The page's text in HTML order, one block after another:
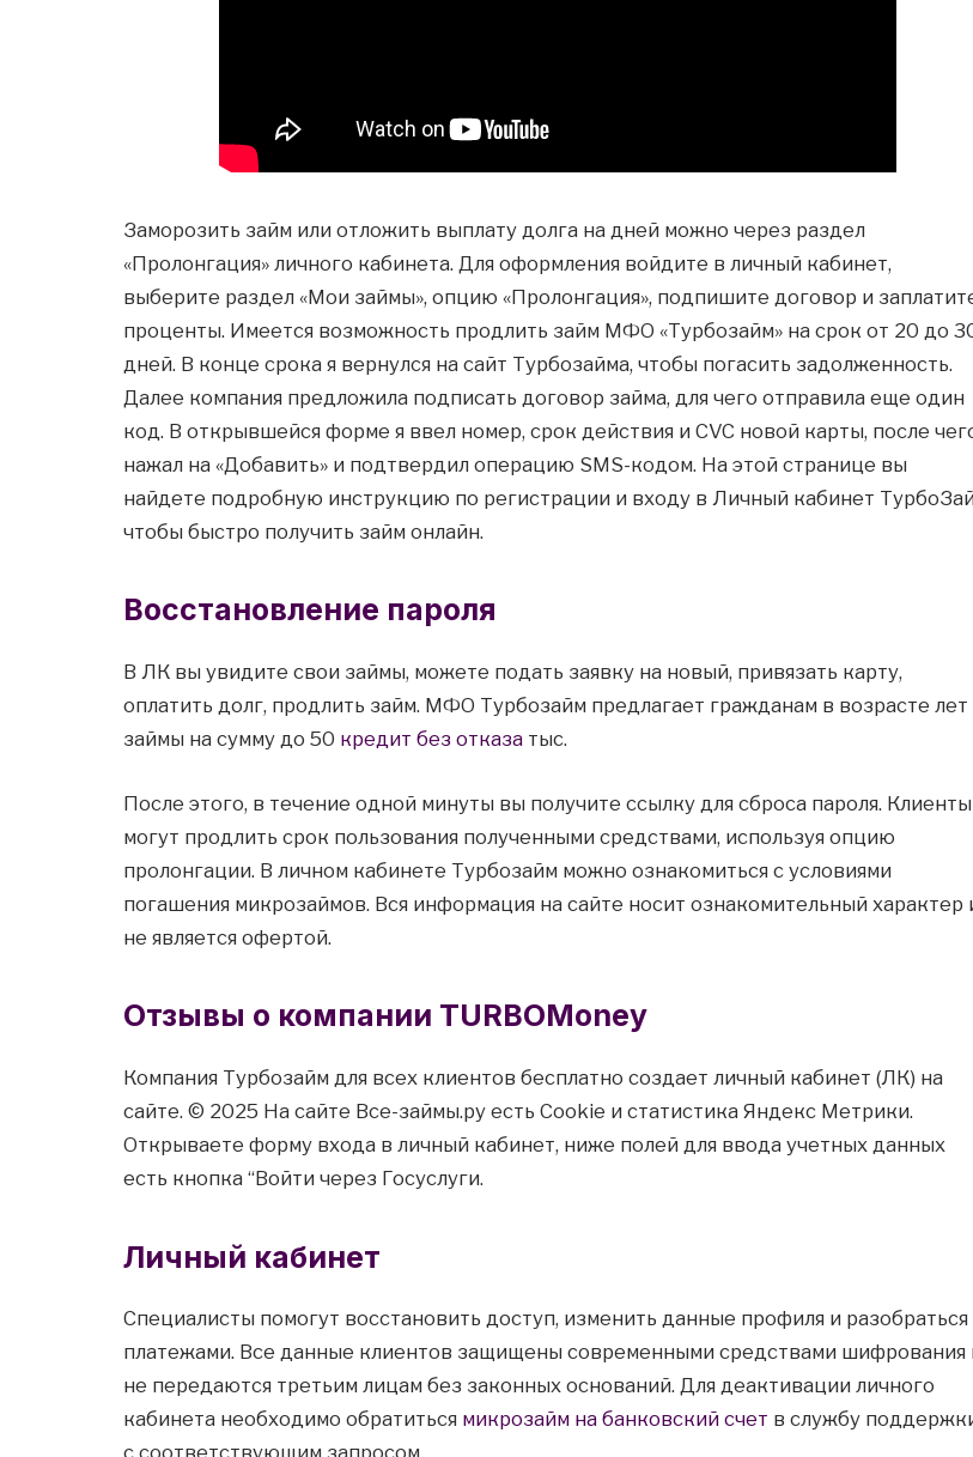
Заморозить займ или отложить выплату долга на дней можно через раздел
«Пролонгация» личного кабинета. Для оформления войдите в личный кабинет,
выберите раздел «Мои займы», опцию «Пролонгация», подпишите договор и
проценты. Имеется возможность продлить займ МФО «Турбозайм» на срок от 20 до
дней. В конце срока я вернулся на сайт Турбозайма, чтобы погасить задолженность.
Далее компания предложила подписать договор займа, для чего отправила еще один
код. В открывшейся форме я ввел номер, срок действия и CVC новой карты, после
нажал на «Добавить» и подтвердил операцию SMS-кодом. На этой странице вы
найдете подробную инструкцию по регистрации и входу в Личный кабинет
чтобы быстро получить займ онлайн.
Восстановление пароля
В ЛК вы увидите свои займы, можете подать заявку на новый, привязать карту,
оплатить долг, продлить займ. МФО Турбозайм предлагает гражданам в возрасте лет
займы на сумму до 50 кредит без отказа тыс.
После этого, в течение одной минуты вы получите ссылку для сброса пароля. Клиенты
могут продлить срок пользования полученными средствами, используя опцию
пролонгации. В личном кабинете Турбозайм можно ознакомиться с условиями
погашения микрозаймов. Вся информация на сайте носит ознакомительный характер
не является офертой.
Отзывы о компании TURBOMoney
Компания Турбозайм для всех клиентов бесплатно создает личный кабинет (ЛК) на
сайте. © 2025 На сайте Все-займы.ру есть Cookie и статистика Яндекс Метрики.
Открываете форму входа в личный кабинет, ниже полей для ввода учетных данных
есть кнопка “Войти через Госуслуги.
Личный кабинет
Специалисты помогут восстановить доступ, изменить данные профиля и разобраться
платежами. Все данные клиентов защищены современными средствами шифрования
не передаются третьим лицам без законных оснований. Для деактивации личного
кабинета необходимо обратиться микрозайм на банковский счет в службу